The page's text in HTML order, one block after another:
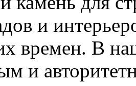
и
времен. В
и